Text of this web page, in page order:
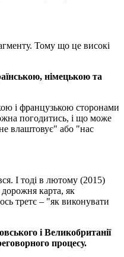
Тому що це високі
німецькою та
і французькою сторонами
погодитись, і що може
влаштовує" або "нас
І тоді в лютому (2015)
карта, як
третє – "як виконувати
і Великобританії
процесу.